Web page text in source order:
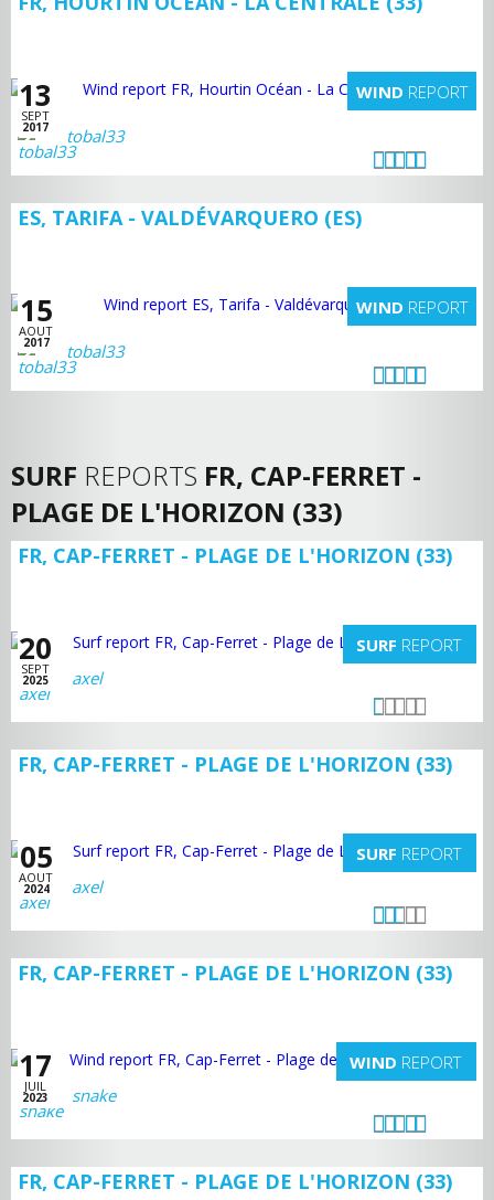
13
SEPT
2017
WIND REPORT
tobal33
ES, TARIFA - VALDÉVARQUERO (ES)
15
AOUT
2017
WIND REPORT
tobal33
SURF REPORTS FR, CAP-FERRET -
PLAGE DE L'HORIZON (33)
FR, CAP-FERRET - PLAGE DE L'HORIZON (33)
20
SEPT
2025
SURF REPORT
axel
FR, CAP-FERRET - PLAGE DE L'HORIZON (33)
05
AOUT
2024
SURF REPORT
axel
FR, CAP-FERRET - PLAGE DE L'HORIZON (33)
17
JUIL
2023
WIND REPORT
snake
FR, CAP-FERRET - PLAGE DE L'HORIZON (33)